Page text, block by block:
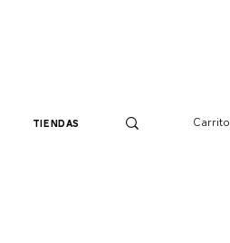
tiendas Carrito